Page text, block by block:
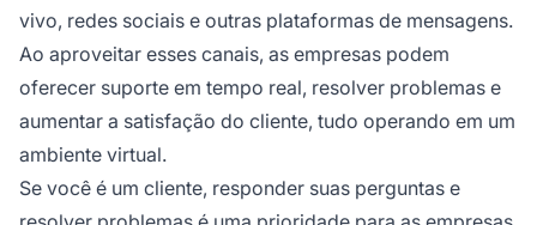
vivo, redes sociais e outras plataformas de mensagens.
Ao aproveitar esses canais, as empresas podem
oferecer suporte em tempo real, resolver problemas e
aumentar a satisfação do cliente, tudo operando em um
ambiente virtual.
Se você é um cliente, responder suas perguntas e